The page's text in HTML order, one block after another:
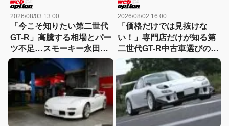
2026/08/03 13:00
「今こそ知りたい第二世代
GT-R」高騰する相場とパー
ツ不足…スモーキー永田が
語る所有の現実
2026/08/02 16:00
「価格だけでは見抜けな
い！」専門店だけが知る第
二世代GT-R中古車選びの真
実